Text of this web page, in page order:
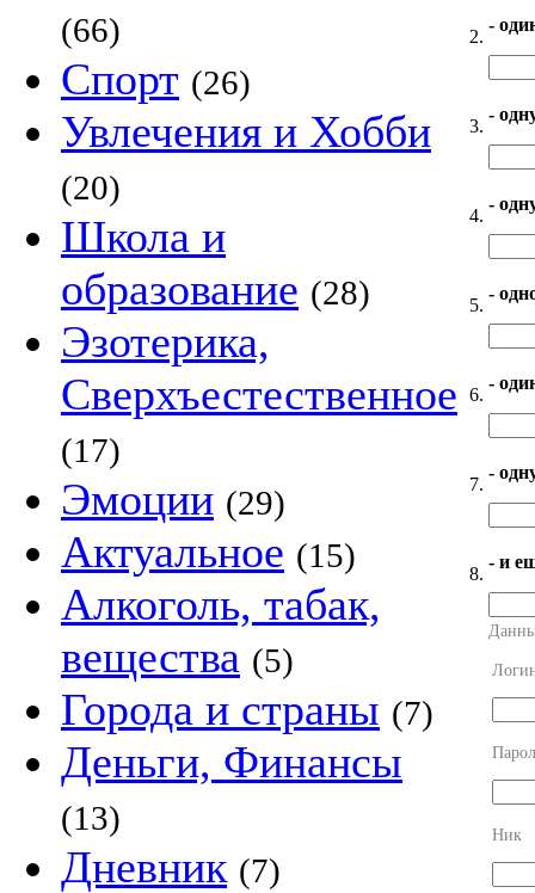
(66)
Спорт (26)
Увлечения и Хобби
(20)
Школа и
образование (28)
Эзотерика,
Сверхъестественное
(17)
Эмоции (29)
Актуальное (15)
Алкоголь, табак,
вещества (5)
Города и страны (7)
Деньги, Финансы
(13)
Дневник (7)
2.
-
3.
-
4.
-
5.
-
6.
-
7.
-
8.
- и
Ник